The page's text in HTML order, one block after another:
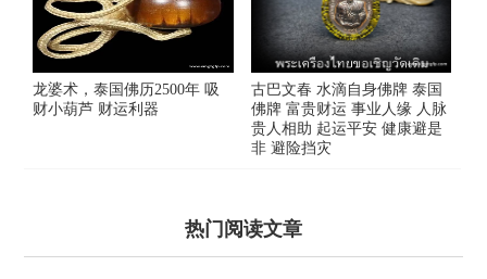
龙婆术，泰国佛历2500年 吸
财小葫芦 财运利器
古巴文春 水滴自身佛牌 泰国
佛牌 富贵财运 事业人缘 人脉
贵人相助 起运平安 健康避是
非 避险挡灾
热门阅读文章